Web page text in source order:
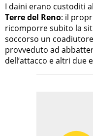
I daini erano custoditi
Terre del Reno: il
ricomporre subito la
soccorso un
provveduto ad
dell’attacco e altri due